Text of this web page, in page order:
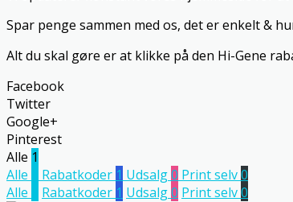
Spar penge sammen med os, det er enkelt &
Alt du skal gøre er at klikke på den Hi-Gene
Facebook
Twitter
Google+
Pinterest
Alle 1
Alle
Rabatkoder 1 Udsalg0 Print selv0
Alle
Rabatkoder 1 Udsalg0 Print selv0